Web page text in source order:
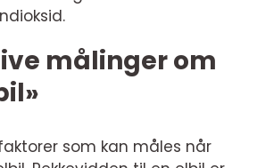
målinger om
som kan måles når